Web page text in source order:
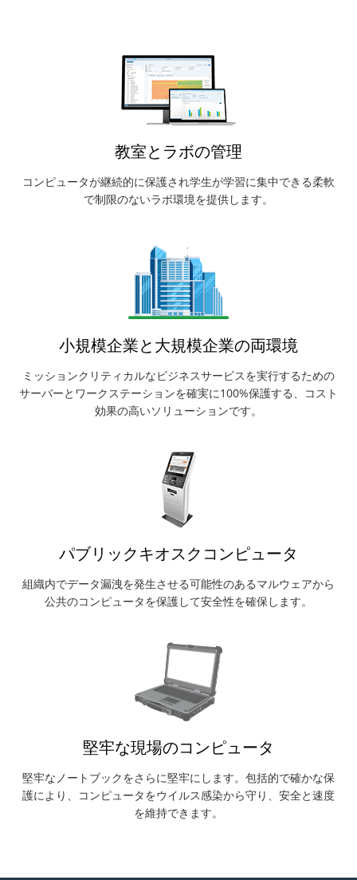
教室とラボの管理
コンピュータが継続的に保護され学生が学習に集中できる柔軟
で制限のないラボ環境を提供します。
小規模企業と大規模企業の両環境
ミッションクリティカルなビジネスサービスを実行するための
サーバーとワークステーションを確実に100%保護する、コスト
効果の高いソリューションです。
パブリックキオスクコンピュータ
組織内でデータ漏洩を発生させる可能性のあるマルウェアから
公共のコンピュータを保護して安全性を確保します。
堅牢な現場のコンピュータ
堅牢なノートブックをさらに堅牢にします。包括的で確かな保
護により、コンピュータをウイルス感染から守り、安全と速度
を維持できます。